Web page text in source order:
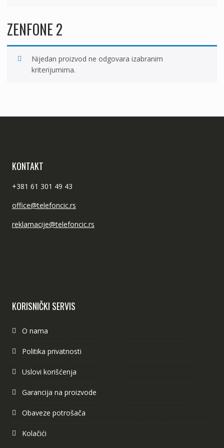
ZENFONE 2
Nijedan proizvod ne odgovara izabranim
kriterijumima.
KONTAKT
+381 61 301 49 43
office@telefoncic.rs
reklamacije@telefoncic.rs
KORISNIČKI SERVIS
O nama
Politika privatnosti
Uslovi korišćenja
Garancija na proizvode
Obaveze potrošača
Kolačići